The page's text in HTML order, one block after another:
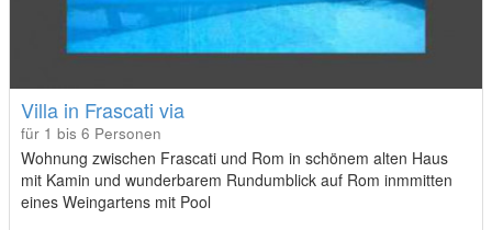
Villa in Frascati via
für 1 bis 6 Personen
Wohnung zwischen Frascati und Rom in schönem alten Haus
mit Kamin und wunderbarem Rundumblick auf Rom inmmitten
eines Weingartens mit Pool